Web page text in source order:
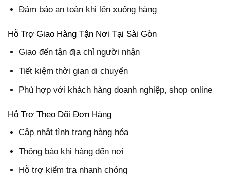
Đảm bảo an toàn khi lên xuống hàng
Hỗ Trợ Giao Hàng Tận Nơi Tại Sài Gòn
Giao đến tận địa chỉ người nhận
Tiết kiệm thời gian di chuyển
Phù hợp với khách hàng doanh nghiệp, shop online
Hỗ Trợ Theo Dõi Đơn Hàng
Cập nhật tình trạng hàng hóa
Thông báo khi hàng đến nơi
Hỗ trợ kiểm tra nhanh chóng